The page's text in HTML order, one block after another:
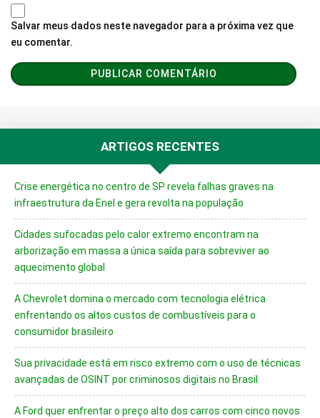
Salvar meus dados neste navegador para a próxima vez que
eu comentar.
ARTIGOS RECENTES
Crise energética no centro de SP revela falhas graves na
infraestrutura da Enel e gera revolta na população
Cidades sufocadas pelo calor extremo encontram na
arborização em massa a única saída para sobreviver ao
aquecimento global
A Chevrolet domina o mercado com tecnologia elétrica
enfrentando os altos custos de combustíveis para o
consumidor brasileiro
Sua privacidade está em risco extremo com o uso de técnicas
avançadas de OSINT por criminosos digitais no Brasil
A Ford quer enfrentar o preço alto dos carros com cinco novos